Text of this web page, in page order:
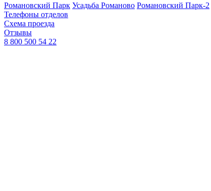
Романовский Парк Усадьба Романово Романовский Парк-2
Телефоны отделов
Схема проезда
Отзывы
8 800 500 54 22